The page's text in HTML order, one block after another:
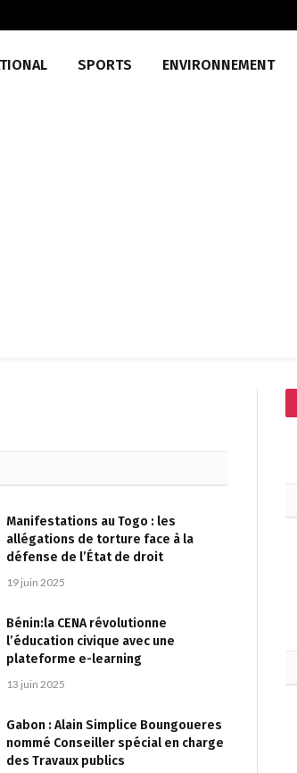
SPORTS ENVIRONNEMENT
Manifestations au Togo : les
allégations de torture face à la
défense de l’État de droit
19 juin 2025
Bénin:la CENA révolutionne
l’éducation civique avec une
plateforme e-learning
13 juin 2025
Gabon : Alain Simplice Boungoueres
nommé Conseiller spécial en charge
des Travaux publics